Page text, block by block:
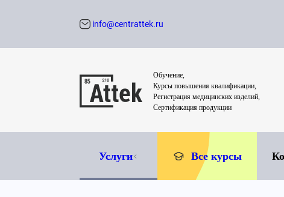
info@centrattek.ru
Обучение,
Курсы повышения квалификации,
Регистрация медицинских изделий,
Сертификация продукции
Услуги Все курсы